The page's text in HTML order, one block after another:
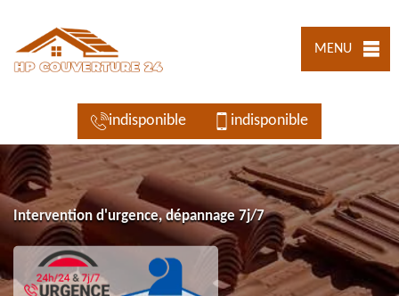
MENU
indisponible indisponible
Intervention d'urgence, dépannage 7j/7